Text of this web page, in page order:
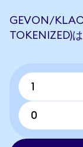
GEVON/
TOKENIZED)